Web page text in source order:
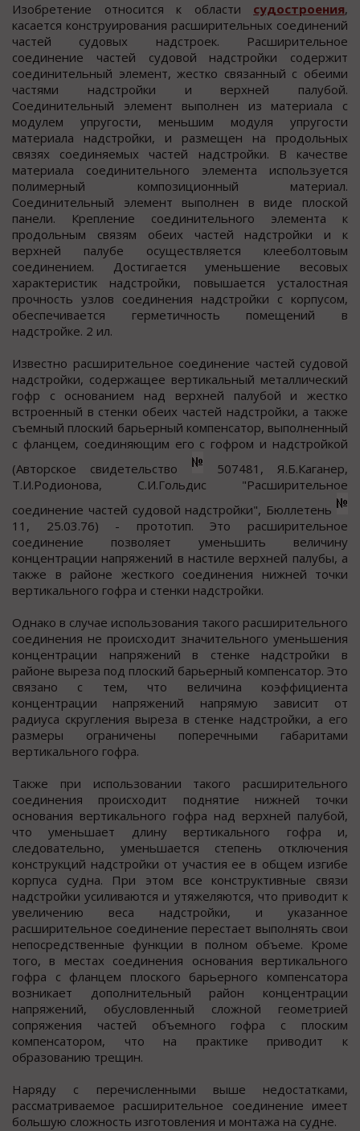
Изобретение отноcитcя к области судостроения,
касается конструирования расширительных соединений
частей судовых надстроек. Расширительное
соединение частей судовой надстройки содержит
соединительный элемент, жестко связанный с обеими
частями надстройки и верхней палубой.
Соединительный элемент выполнен из материала с
модулем упругости, меньшим модуля упругости
материала надстройки, и размещен на продольных
связях соединяемых частей надстройки. В качестве
материала соединительного элемента используется
полимерный композиционный материал.
Соединительный элемент выполнен в виде плоской
панели. Крепление соединительного элемента к
продольным связям обеих частей надстройки и к
верхней палубе осуществляется клееболтовым
соединением. Достигается уменьшение весовых
характеристик надстройки, повышается усталостная
прочность узлов соединения надстройки с корпусом,
обеспечивается герметичность помещений в
надстройке. 2 ил.
Известно расширительное соединение частей судовой
надстройки, содержащее вертикальный металлический
гофр с основанием над верхней палубой и жестко
встроенный в стенки обеих частей надстройки, а также
съемный плоский барьерный компенсатор, выполненный
с фланцем, соединяющим его с гофром и надстройкой
(Авторское свидетельство
507481, Я.Б.Каганер,
Т.И.Родионова, С.И.Гольдис "Расширительное
соединение частей судовой надстройки", Бюллетень
11, 25.03.76) - прототип. Это расширительное
соединение позволяет уменьшить величину
концентрации напряжений в настиле верхней палубы, а
также в районе жесткого соединения нижней точки
вертикального гофра и стенки надстройки.
Однако в случае использования такого расширительного
соединения не происходит значительного уменьшения
концентрации напряжений в стенке надстройки в
районе выреза под плоский барьерный компенсатор. Это
связано с тем, что величина коэффициента
концентрации напряжений напрямую зависит от
радиуса скругления выреза в стенке надстройки, а его
размеры ограничены поперечными габаритами
вертикального гофра.
Также при использовании такого расширительного
соединения происходит поднятие нижней точки
основания вертикального гофра над верхней палубой,
что уменьшает длину вертикального гофра и,
следовательно, уменьшается степень отключения
конструкций надстройки от участия ее в общем изгибе
корпуса судна. При этом все конструктивные связи
надстройки усиливаются и утяжеляются, что приводит к
увеличению веса надстройки, и указанное
расширительное соединение перестает выполнять свои
непосредственные функции в полном объеме. Кроме
того, в местах соединения основания вертикального
гофра с фланцем плоского барьерного компенсатора
возникает дополнительный район концентрации
напряжений, обусловленный сложной геометрией
сопряжения частей объемного гофра с плоским
компенсатором, что на практике приводит к
образованию трещин.
Наряду с перечисленными выше недостатками,
рассматриваемое расширительное соединение имеет
большую сложность изготовления и монтажа на судне.